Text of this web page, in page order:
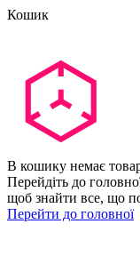
Кошик
В кошику немає
Перейдіть до
щоб знайти все, що
Перейти до головної